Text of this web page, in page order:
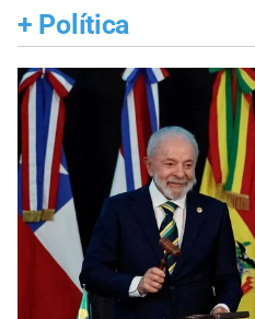
+ Política